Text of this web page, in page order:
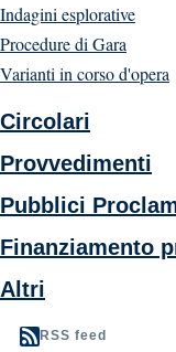
Indagini esplorative
Procedure di Gara
Varianti in corso d'opera
Circolari
Provvedimenti
Pubblici
Finanziamento
Altri
RSS feed